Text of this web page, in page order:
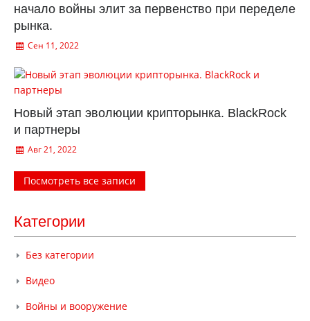
начало войны элит за первенство при переделе
рынка.
Сен 11, 2022
Новый этап эволюции крипторынка. BlackRock
и партнеры
Авг 21, 2022
Посмотреть все записи
Категории
Без категории
Видео
Войны и вооружение